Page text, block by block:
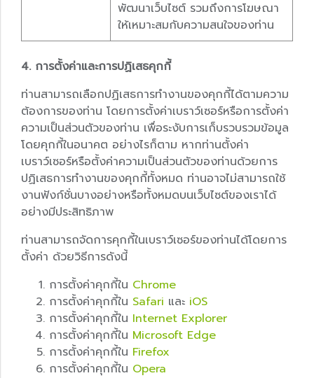
พัฒนาเว็บไซต์ รวมถึงการโฆษณา
ให้เหมาะสมกับความสนใจของท่าน
4. การตั้งค่าและการปฏิเสธคุกกี้
ท่านสามารถเลือกปฏิเสธการทำงานของคุกกี้ได้ตามความ
ต้องการของท่าน โดยการตั้งค่าเบราว์เซอร์หรือการตั้งค่า
ความเป็นส่วนตัวของท่าน เพื่อระงับการเก็บรวบรวมข้อมูล
โดยคุกกี้ในอนาคต อย่างไรก็ตาม หากท่านตั้งค่า
เบราว์เซอร์หรือตั้งค่าความเป็นส่วนตัวของท่านด้วยการ
ปฏิเสธการทำงานของคุกกี้ทั้งหมด ท่านอาจไม่สามารถใช้
งานฟังก์ชั่นบางอย่างหรือทั้งหมดบนเว็บไซต์ของเราได้
อย่างมีประสิทธิภาพ
ท่านสามารถจัดการคุกกี้ในเบราว์เซอร์ของท่านได้โดยการ
ตั้งค่า ด้วยวิธีการดังนี้
การตั้งค่าคุกกี้ใน Chrome
การตั้งค่าคุกกี้ใน Safari และ iOS
การตั้งค่าคุกกี้ใน Internet Explorer
การตั้งค่าคุกกี้ใน Microsoft Edge
การตั้งค่าคุกกี้ใน Firefox
การตั้งค่าคุกกี้ใน Opera